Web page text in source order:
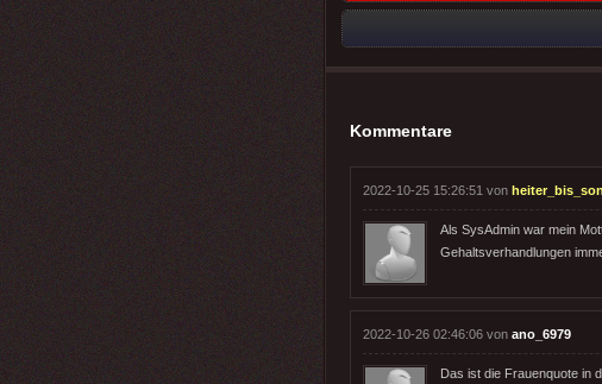
Kommentare
2022-10-25 15:26:51 von
Als SysAdmin war mein
Gehaltsverhandlungen
2022-10-26 02:46:06 von ano_6979
Das ist die Frauenquote in